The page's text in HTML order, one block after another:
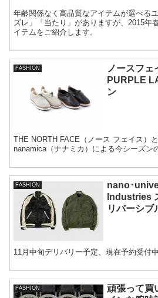
年齢関係なく高品質なアイテムが選べる
ズレ」「当たり」がありますが、2015年
イテムをご紹介します。
FASHION
ノースフェ
PURPLE
ン
THE NORTH FACE（ノース フェイス）
nanamica（ナナミカ）による今シーズン
FASHION
nano･
Industries
リバーシブ
11月中旬デリバリー予定、現在予約受付中
FASHION
頑張って買